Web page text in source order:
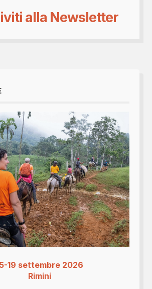
alla Newsletter
19 settembre 2026
Rimini